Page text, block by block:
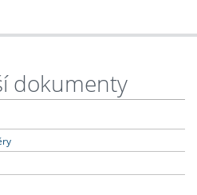
dokumenty